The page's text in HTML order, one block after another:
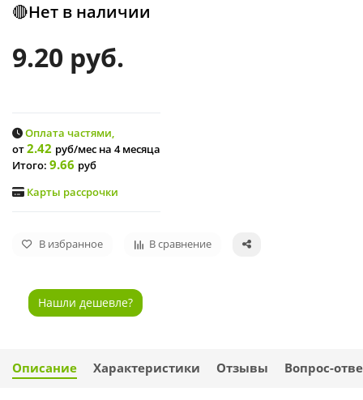
🔴Нет в наличии
9.20 руб.
Оплата частями,
от2.42 руб/мес на 4 месяца
Итого: 9.66 руб
Карты рассрочки
В избранное В сравнение
Нашли дешевле?
Описание Характеристики Отзывы Вопрос-